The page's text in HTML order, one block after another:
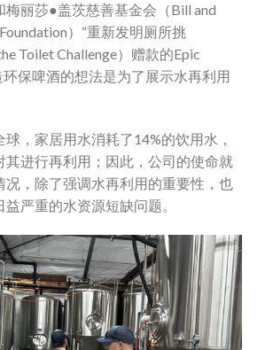
梅丽莎●盖茨慈善基金会（Bill and
）“重新发明厕所挑
Toilet Challenge）赠款的Epic
保啤酒的想法是为了展示水再利用
，家居用水消耗了14%的饮用水，
其进行再利用；因此，公司的使命就
况，除了强调水再利用的重要性，也
严重的水资源短缺问题。